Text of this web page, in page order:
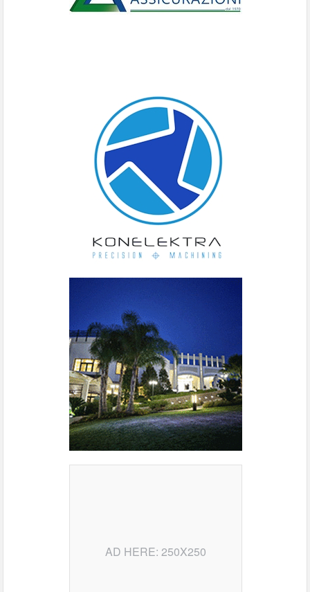
AD HERE: 250X250